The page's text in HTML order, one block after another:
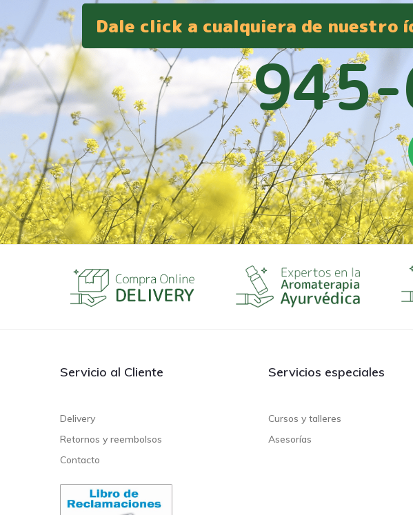
Dale click a cualquiera de nuestro
Servicio al Cliente
Delivery
Retornos y reembolsos
Contacto
Servicios especiales
Cursos y talleres
Asesorías